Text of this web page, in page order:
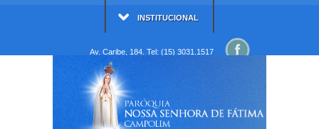
INSTITUCIONAL
Av. Caribe, 184. Tel: (15) 3031.1517